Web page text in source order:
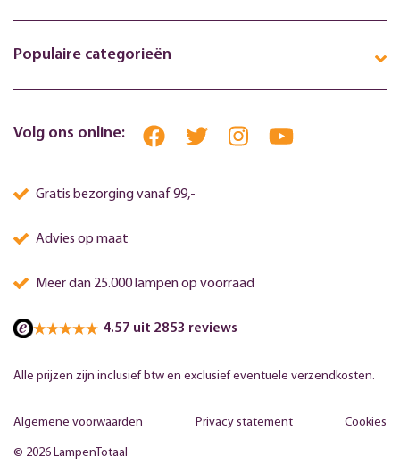
Populaire categorieën
Volg ons online:
Gratis bezorging vanaf 99,-
Advies op maat
Meer dan 25.000 lampen op voorraad
4.57 uit 2853 reviews
Alle prijzen zijn inclusief btw en exclusief eventuele verzendkosten.
© 2026 LampenTotaal
Algemene voorwaarden Privacy statement Cookies